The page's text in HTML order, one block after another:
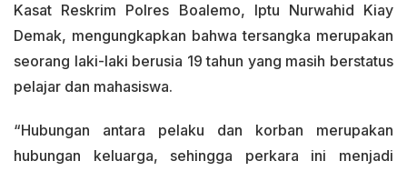
Kasat Reskrim Polres Boalemo, Iptu Nurwahid Kiay
Demak, mengungkapkan bahwa tersangka merupakan
seorang laki-laki berusia 19 tahun yang masih berstatus
pelajar dan mahasiswa.
“Hubungan antara pelaku dan korban merupakan
hubungan keluarga, sehingga perkara ini menjadi